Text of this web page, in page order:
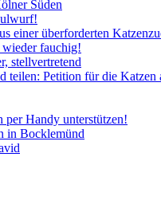
Süden
einer überforderten
fauchig!
stellvertretend
teilen: Petition für die Katzen
per Handy unterstützen!
in Bocklemünd